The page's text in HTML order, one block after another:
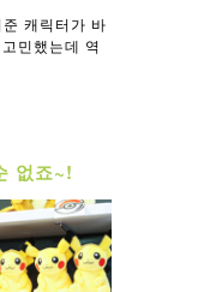
캐릭터가 바
민했는데 역
없죠~!